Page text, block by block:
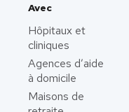
Avec
Hôpitaux et
cliniques
Agences d’aide
à domicile
Maisons de